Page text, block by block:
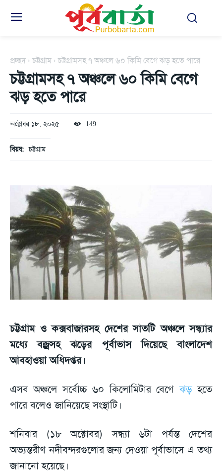
প্রচ্ছদ চট্টগ্রাম চট্টগ্রামসহ ৭ অঞ্চলে ৬০ কিমি বেগে ঝড় হতে পারে
চট্টগ্রামসহ ৭ অঞ্চলে ৬০ কিমি বেগে
ঝড় হতে পারে
অক্টোবর ১৮, ২০২৫ 149
বিয়ষ: চট্টগ্রাম
চট্টগ্রাম ও কক্সবাজারসহ দেশের সাতটি অঞ্চলে সন্ধ্যার
মধ্যে বজ্রসহ ঝড়ের পূর্বাভাস দিয়েছে বাংলাদেশ
আবহাওয়া অধিদপ্তর।
এসব অঞ্চলে সর্বোচ্চ ৬০ কিলোমিটার বেগেঝড়হতে
পারে বলেও জানিয়েছে সংস্থাটি।
শনিবার (১৮ অক্টোবর) সন্ধ্যা ৬টা পর্যন্ত দেশের
অভ্যন্তরীণ নদীবন্দরগুলোর জন্য দেওয়া পূর্বাভাসে এ তথ্য
জানানো হয়েছে।